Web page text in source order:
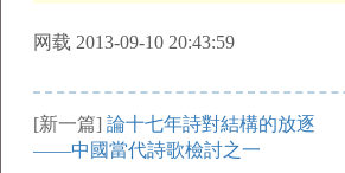
网载 2013-09-10 20:43:59
[新一篇] 論十七年詩對結構的放逐
——中國當代詩歌檢討之一